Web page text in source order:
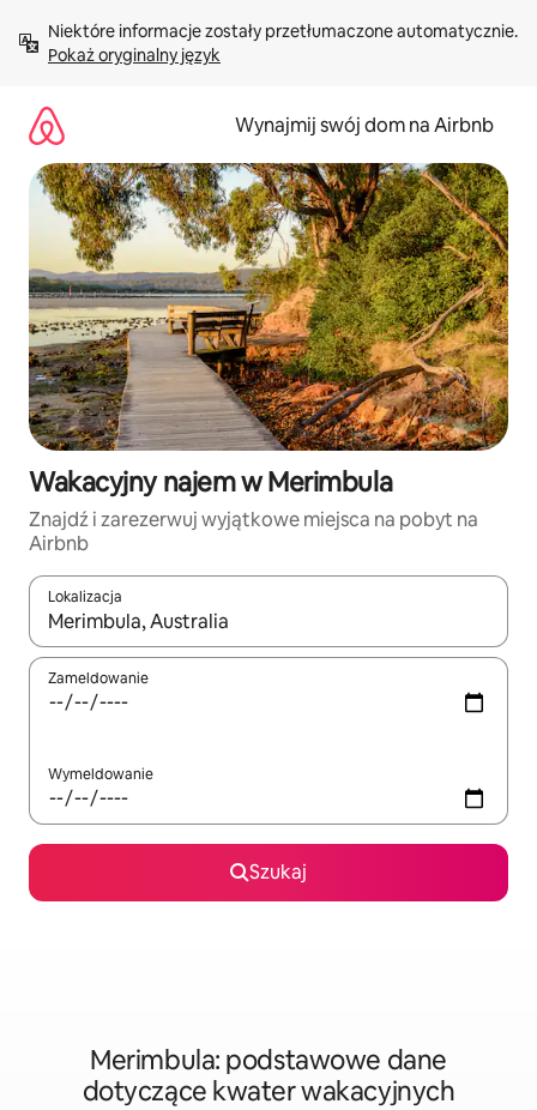
treści Pokaż oryginalny język
Wynajmij swój dom na Airbnb
Wakacyjny najem w Merimbula
Znajdź i zarezerwuj wyjątkowe miejsca na pobyt na
Airbnb
Lokalizacja
Gdy wyniki będą dostępne, możesz poruszać się po nich za
Zameldowanie
Wymeldowanie
Szukaj
Merimbula: podstawowe dane
dotyczące kwater wakacyjnych